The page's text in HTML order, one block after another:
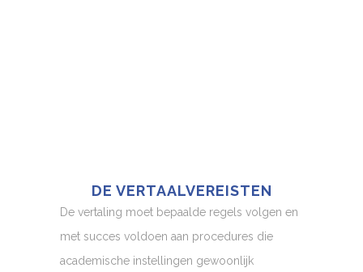
DE VERTAALVEREISTEN
De vertaling moet bepaalde regels volgen en
met succes voldoen aan procedures die
academische instellingen gewoonlijk